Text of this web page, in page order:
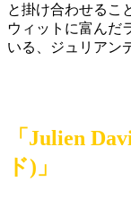
と掛け合わせるこ
ウィットに富んだ
いる、ジュリアン
「Julien
ド)」